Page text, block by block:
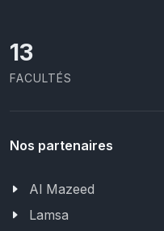
13
FACULTÉS
Nos partenaires
Al Mazeed
Lamsa